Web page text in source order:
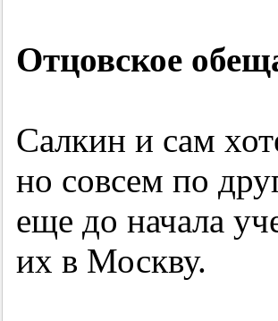
Отцовское
Салкин и сам
но совсем по
еще до начала
их в Москву.